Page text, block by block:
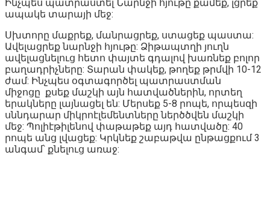
Ինչպես պատրաստել Նարնջի հյութը քամեք, լցրեք
ապակե տարայի մեջ:
Սխտորը մաքրեք, մանրացրեք, ստացեք պաստա:
Ավելացրեք նարնջի հյութը: Ձիթապտղի յուղն
ավելացնելուց հետո փայտե գդալով խառնեք բոլոր
բաղադրիչները: Տարան փակեք, թողեք թրմվի 10-12
ժամ: Ինչպես օգտագործել պատրաստման
միջոցը քսեք մաշկի այն հատվածներին, որտեղ
երակները լայնացել են: Մերսեք 5-8 րոպե, որպեսզի
սննդարար միկրոէլեմենտները ներծծվեն մաշկի
մեջ: Պոլիէթիլենով փաթաթեք այդ հատվածը: 40
րոպե անց լվացեք: Կրկնեք շաբաթվա ընթացքում 3
անգամ՝ քնելուց առաջ: